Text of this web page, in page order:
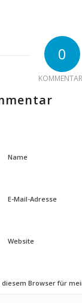
0
Name
E-Mail-Adresse
Website
Browser für